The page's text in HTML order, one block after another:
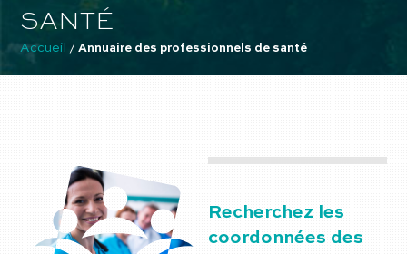
SANTÉ
Accueil / Annuaire des professionnels de santé
Recherchez les
coordonnées des